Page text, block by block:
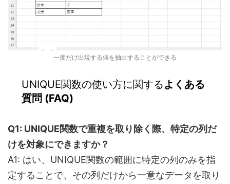
一度だけ出現する値を抽出することができる
UNIQUE関数の使い方に関するよくある
質問 (FAQ)
Q1: UNIQUE関数で重複を取り除く際、特定の列だ
けを対象にできますか？
A1: はい、UNIQUE関数の範囲に特定の列のみを指
定することで、その列だけから一意なデータを取り